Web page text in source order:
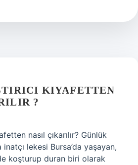
KIYAFETTEN
?
nasıl çıkarılır? Günlük
lekesi Bursa’da yaşayan,
koşturup duran biri olarak